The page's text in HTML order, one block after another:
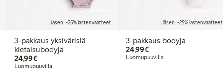
Online edition
Jäsen: -25% lastenvaatteet
3-pakkaus yksivärisiä
kietaisubodyja
24,99€24,99 €
Luomupuuvilla
Jäsen: -25% lastenvaatteet
3-pakkaus bodyja
24,99€24,99 €
Luomupuuvilla